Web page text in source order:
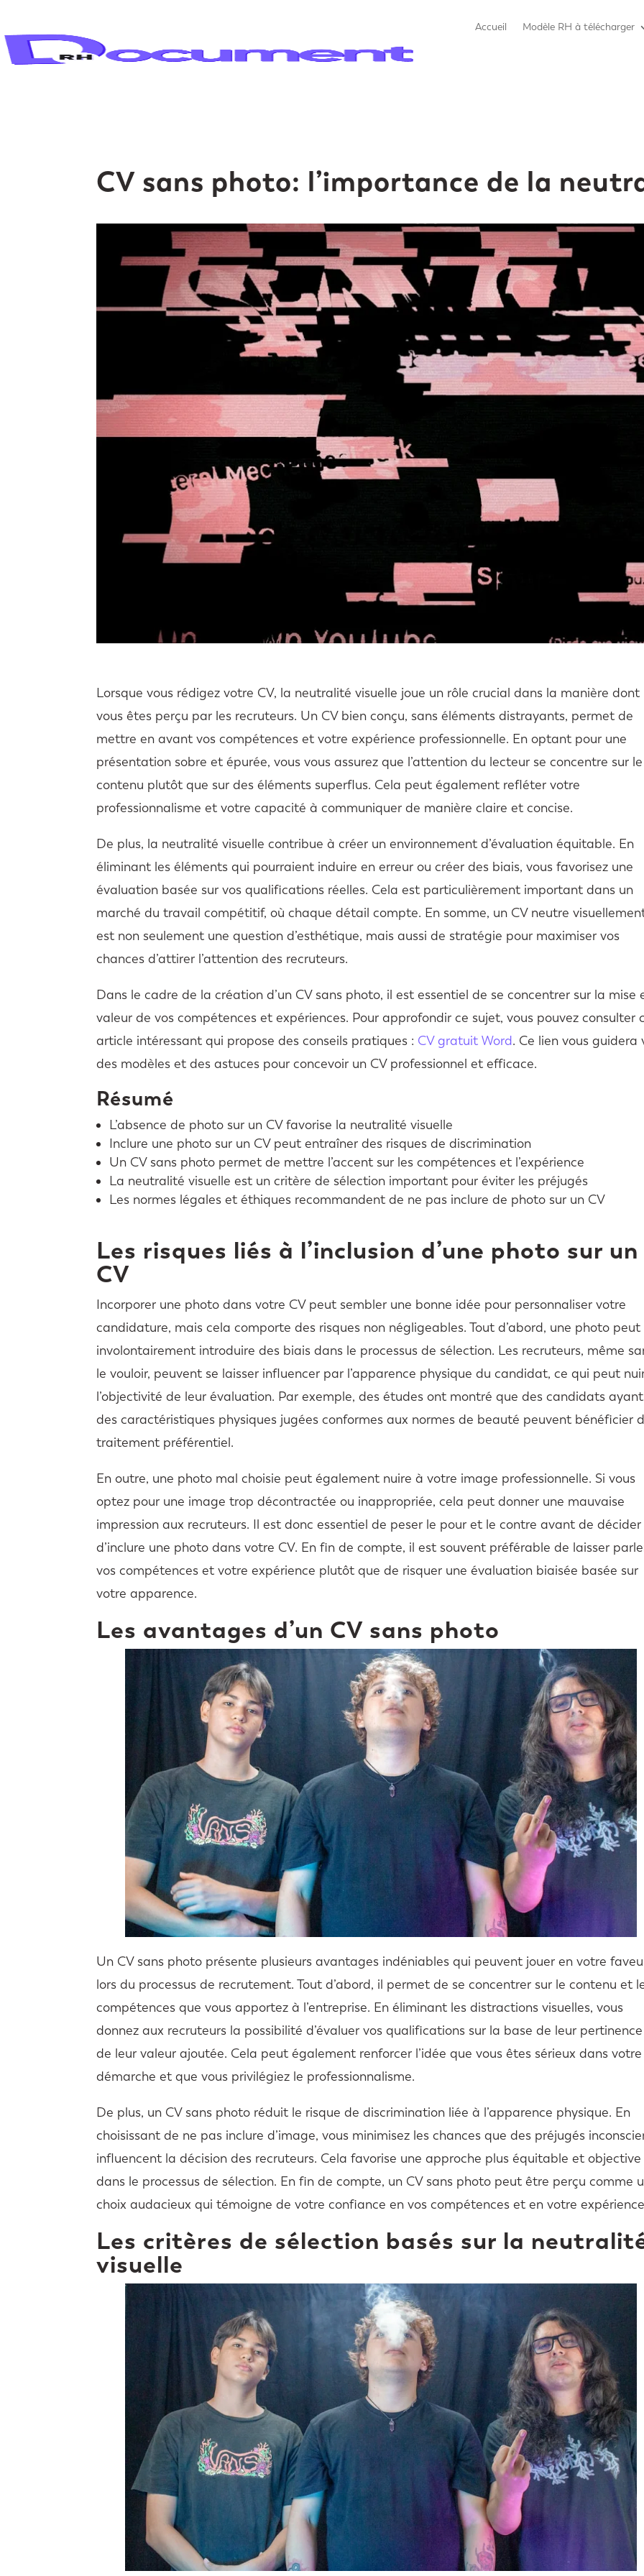
Accueil Modèle RH à télécharger
CV sans photo: l’importance de la
Lorsque vous rédigez votre CV, la neutralité visuelle joue un rôle crucial dans la manière dont
vous êtes perçu par les recruteurs. Un CV bien conçu, sans éléments distrayants, permet de
mettre en avant vos compétences et votre expérience professionnelle. En optant pour une
présentation sobre et épurée, vous vous assurez que l’attention du lecteur se concentre sur le
contenu plutôt que sur des éléments superflus. Cela peut également refléter votre
professionnalisme et votre capacité à communiquer de manière claire et concise.
De plus, la neutralité visuelle contribue à créer un environnement d’évaluation équitable. En
éliminant les éléments qui pourraient induire en erreur ou créer des biais, vous favorisez une
évaluation basée sur vos qualifications réelles. Cela est particulièrement important dans un
marché du travail compétitif, où chaque détail compte. En somme, un CV neutre
est non seulement une question d’esthétique, mais aussi de stratégie pour maximiser vos
chances d’attirer l’attention des recruteurs.
Dans le cadre de la création d’un CV sans photo, il est essentiel de se concentrer sur la mise
valeur de vos compétences et expériences. Pour approfondir ce sujet, vous pouvez consulter
article intéressant qui propose des conseils pratiques : CV gratuit Word. Ce lien vous guidera
des modèles et des astuces pour concevoir un CV professionnel et efficace.
Résumé
L’absence de photo sur un CV favorise la neutralité visuelle
Inclure une photo sur un CV peut entraîner des risques de discrimination
Un CV sans photo permet de mettre l’accent sur les compétences et l’expérience
La neutralité visuelle est un critère de sélection important pour éviter les préjugés
Les normes légales et éthiques recommandent de ne pas inclure de photo sur un CV
Les risques liés à l’inclusion d’une photo sur un
CV
Incorporer une photo dans votre CV peut sembler une bonne idée pour personnaliser votre
candidature, mais cela comporte des risques non négligeables. Tout d’abord, une photo peut
involontairement introduire des biais dans le processus de sélection. Les recruteurs, même
le vouloir, peuvent se laisser influencer par l’apparence physique du candidat, ce qui peut
l’objectivité de leur évaluation. Par exemple, des études ont montré que des candidats ayant
des caractéristiques physiques jugées conformes aux normes de beauté peuvent bénéficier
traitement préférentiel.
En outre, une photo mal choisie peut également nuire à votre image professionnelle. Si vous
optez pour une image trop décontractée ou inappropriée, cela peut donner une mauvaise
impression aux recruteurs. Il est donc essentiel de peser le pour et le contre avant de décider
d’inclure une photo dans votre CV. En fin de compte, il est souvent préférable de laisser
vos compétences et votre expérience plutôt que de risquer une évaluation biaisée basée sur
votre apparence.
Les avantages d’un CV sans photo
Un CV sans photo présente plusieurs avantages indéniables qui peuvent jouer en votre
lors du processus de recrutement. Tout d’abord, il permet de se concentrer sur le contenu et
compétences que vous apportez à l’entreprise. En éliminant les distractions visuelles, vous
donnez aux recruteurs la possibilité d’évaluer vos qualifications sur la base de leur
de leur valeur ajoutée. Cela peut également renforcer l’idée que vous êtes sérieux dans votre
démarche et que vous privilégiez le professionnalisme.
De plus, un CV sans photo réduit le risque de discrimination liée à l’apparence physique. En
choisissant de ne pas inclure d’image, vous minimisez les chances que des préjugés
influencent la décision des recruteurs. Cela favorise une approche plus équitable et objective
dans le processus de sélection. En fin de compte, un CV sans photo peut être perçu comme
choix audacieux qui témoigne de votre confiance en vos compétences et en votre
Les critères de sélection basés sur la
visuelle